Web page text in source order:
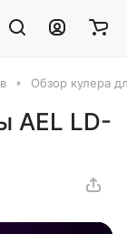
Обзор кулера
AEL LD-